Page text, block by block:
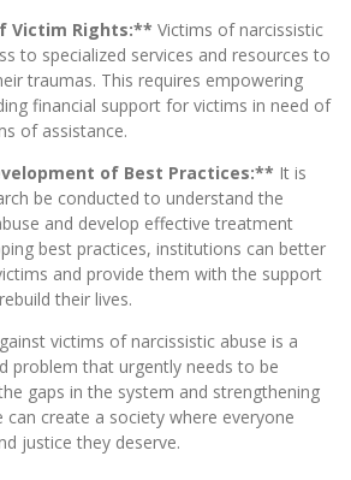
Victim Rights:** Victims of narcissistic
to specialized services and resources to
traumas. This requires empowering
financial support for victims in need of
of assistance.
of Best Practices:** It is
be conducted to understand the
and develop effective treatment
best practices, institutions can better
and provide them with the support
their lives.
victims of narcissistic abuse is a
problem that urgently needs to be
gaps in the system and strengthening
create a society where everyone
justice they deserve.